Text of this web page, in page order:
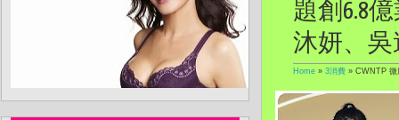
題創6.8
沐妍、吳
Home » 3消費 » CWNTP 微